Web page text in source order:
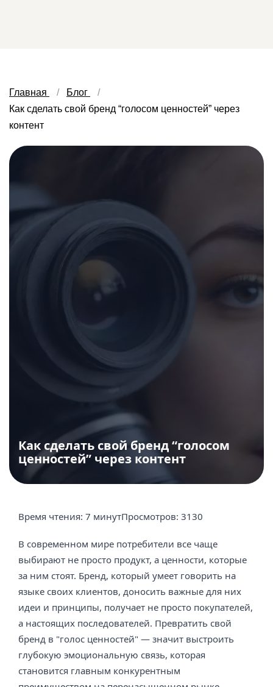
Главная
Блог
Как сделать свой бренд “голосом ценностей” через
контент
Как сделать свой бренд “голосом
ценностей” через контент
Время чтения: 7 минутПросмотров: 3130
В современном мире потребители все чаще
выбирают не просто продукт, а ценности, которые
за ним стоят. Бренд, который умеет говорить на
языке своих клиентов, доносить важные для них
идеи и принципы, получает не просто покупателей,
а настоящих последователей. Превратить свой
бренд в "голос ценностей" — значит выстроить
глубокую эмоциональную связь, которая
становится главным конкурентным